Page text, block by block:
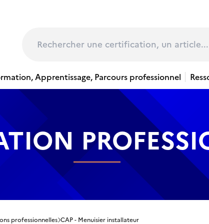
Apprentissage, Parcours professionnel
professionnelles CAP - Menuisier installateur